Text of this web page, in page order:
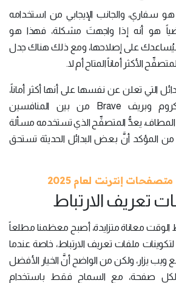
سفاري، والجانب الإيجابي من استخدامه
هو أنه إذا واجهتَ مشكلة، فهذا هو
على إصلاحها، ومع ذلك هناك جدل
الأكثر أماناً المتاح أم لا.
التي تعلن عن نفسها على أنها أكثر أماناً،
فمثلاً يعد متصفِّح كروم وبريف Brave من بين المنافسين
يعدُّ المتصفِّح الذي تستخدمه مسألة
المؤكد أنَّ بعض البدائل الحديثة تستحق
معاناة متزايدة، أصبح معظمنا مطلعاً
ملفات تعريف الارتباط، خاصة عندما
يزار، ولكن من الواضح أنَّ الخيار الأفضل
صفحة، مع السماح فقط باستخدام